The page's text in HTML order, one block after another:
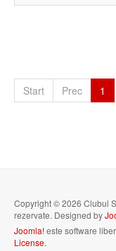
Start Prec 1
Copyright © 2026 Clubul
rezervate. Designed by
Joomla!este software
License.